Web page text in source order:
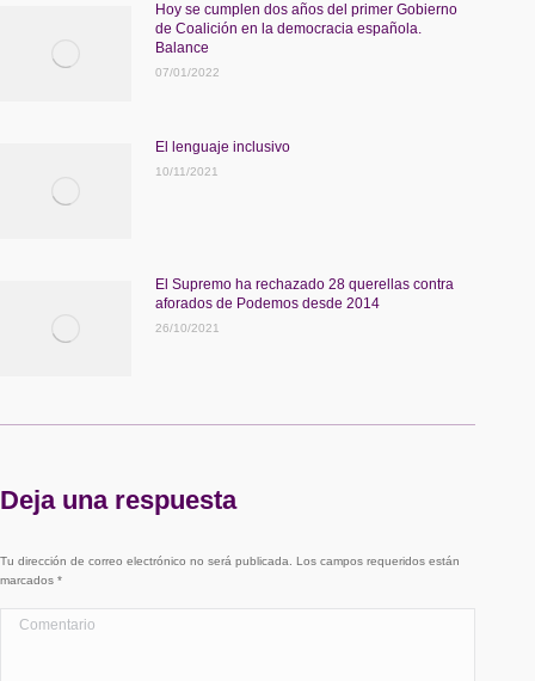
Hoy se cumplen dos años del primer Gobierno
de Coalición en la democracia española.
Balance
07/01/2022
El lenguaje inclusivo
10/11/2021
El Supremo ha rechazado 28 querellas contra
aforados de Podemos desde 2014
26/10/2021
Deja una respuesta
Tu dirección de correo electrónico no será publicada. Los campos requeridos están
marcados *
Comentario